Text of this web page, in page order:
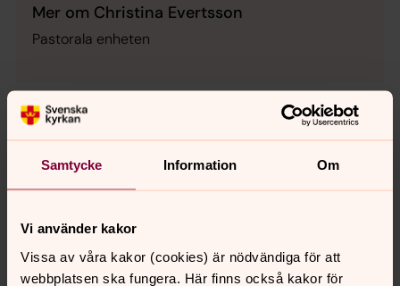
Samtycke Information Om
Vi använder kakor
Vissa av våra kakor (cookies) är nödvändiga för att
webbplatsen ska fungera. Här finns också kakor för
Mer om Christina Evertsson
Pastorala enheten
Senast ändrad 17 februari 2023
Synpunkter eller frågor på sidans
innehåll?
vaxjostift@svenskakyrkan.se
Dela